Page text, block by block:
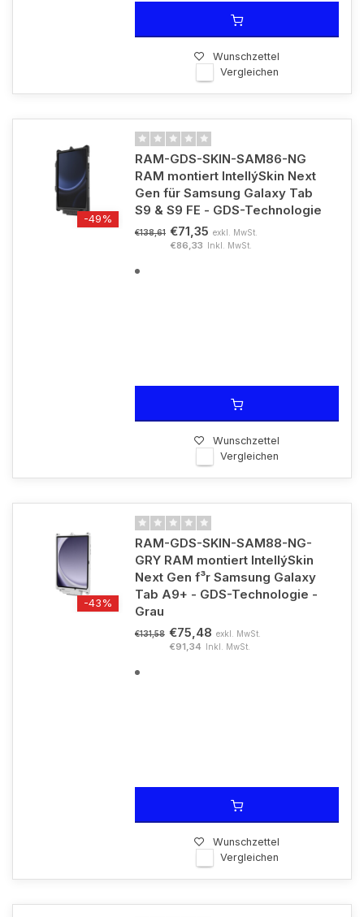
Wunschzettel
Vergleichen
-49%
RAM-GDS-SKIN-SAM86-NG
RAM montiert IntellýSkin Next
Gen für Samsung Galaxy Tab
S9 & S9 FE - GDS-Technologie
€138,61 €71,35 exkl. MwSt.
€86,33 Inkl. MwSt.
Wunschzettel
Vergleichen
-43%
RAM-GDS-SKIN-SAM88-NG-
GRY RAM montiert IntellýSkin
Next Gen f³r Samsung Galaxy
Tab A9+ - GDS-Technologie -
Grau
€131,58 €75,48 exkl. MwSt.
€91,34 Inkl. MwSt.
Wunschzettel
Vergleichen